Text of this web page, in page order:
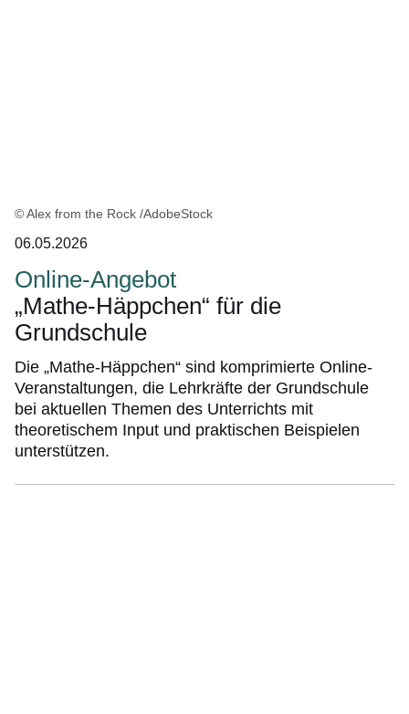
© Alex from the Rock /AdobeStock
06.05.2026
Online-Angebot
„Mathe-Häppchen“ für die
Grundschule
Die „Mathe-Häppchen“ sind komprimierte Online-
Veranstaltungen, die Lehrkräfte der Grundschule
bei aktuellen Themen des Unterrichts mit
theoretischem Input und praktischen Beispielen
unterstützen.